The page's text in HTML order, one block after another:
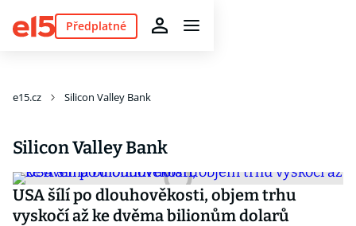
Předplatné
e15.cz Silicon Valley Bank
Silicon Valley Bank
USA šílí po dlouhověkosti, objem trhu
vyskočí až ke dvěma bilionům dolarů